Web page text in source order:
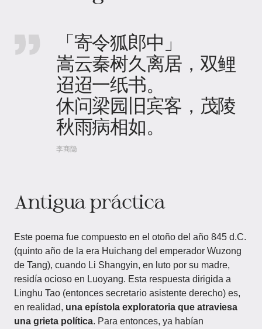
「寄令狐郎中」
嵩云秦树久离居，双鲤
迢迢一纸书。
休问梁园旧宾客，茂陵
秋雨病相如。
李商隐
Antigua práctica
Este poema fue compuesto en el otoño del año 845 d.C.
(quinto año de la era Huichang del emperador Wuzong
de Tang), cuando Li Shangyin, en luto por su madre,
residía ocioso en Luoyang. Esta respuesta dirigida a
Linghu Tao (entonces secretario asistente derecho) es,
en realidad, una epístola exploratoria que atraviesa
una grieta política. Para entonces, ya habían